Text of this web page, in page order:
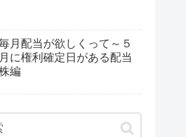
月配当が欲しくって～５
月に権利確定日がある配当
編